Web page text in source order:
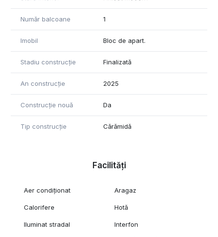
Număr balcoane 1
Imobil Bloc de apart.
Stadiu construcție Finalizată
An construcție 2025
Construcție nouă Da
Tip construcție Cărămidă
Facilități
Aer condiționat Aragaz
Calorifere Hotă
Iluminat stradal Interfon